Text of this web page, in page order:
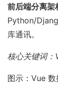
前后端分离架
Python/
库通讯。
核心关键词：
图示：Vue